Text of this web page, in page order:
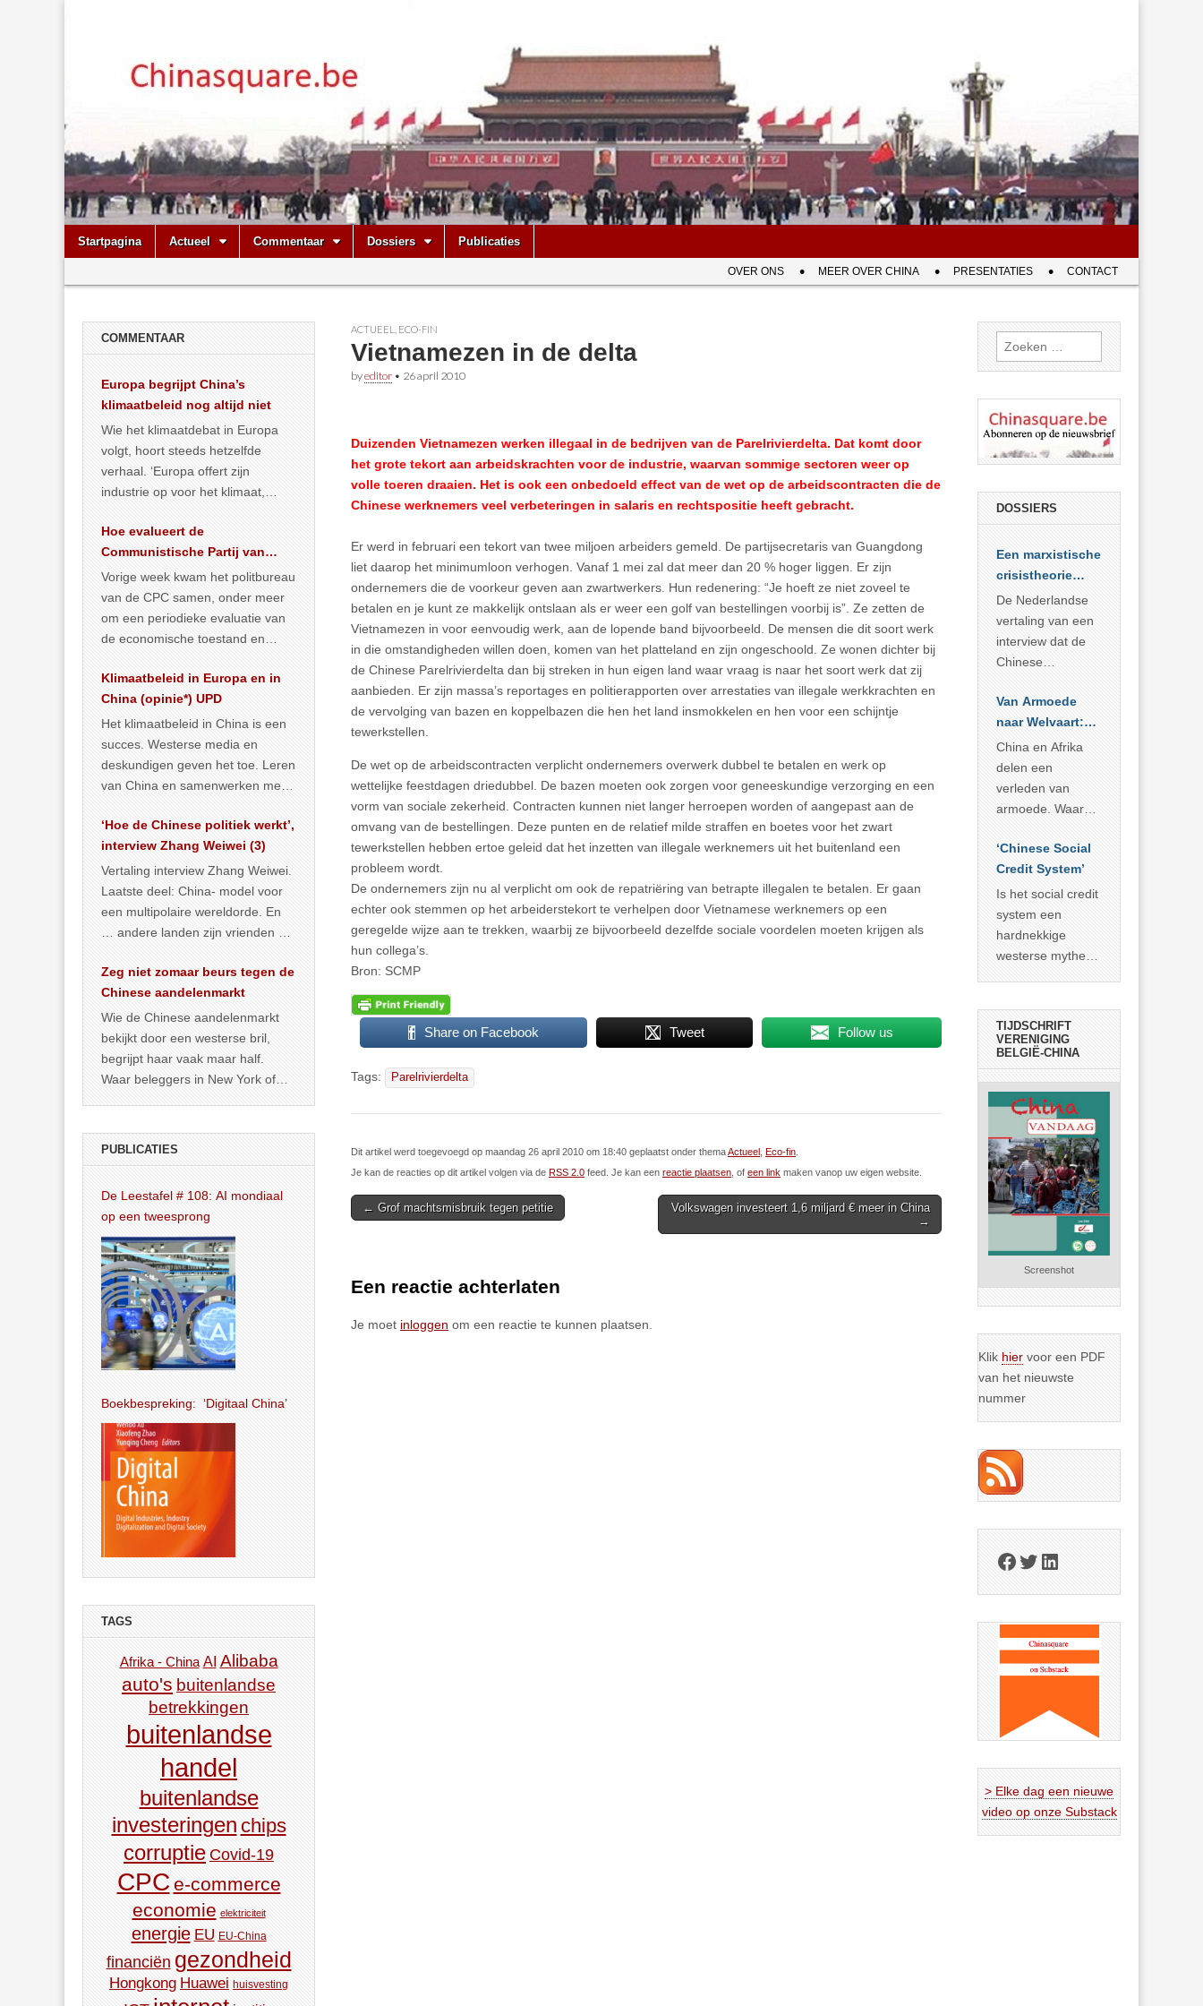
Chinasquare.be
Main
menu
Skip
Startpagina Actueel Commentaar Dossiers Publicaties
menu
OVER ONS MEER OVER CHINA PRESENTATIES CONTACT
ACTUEEL ECO-FIN
Vietnamezen in de delta
byeditor • 26 april 2010
Duizenden Vietnamezen werken illegaal in de bedrijven van de Parelrivierdelta. Dat komt door
het grote tekort aan arbeidskrachten voor de industrie, waarvan sommige sectoren weer op
volle toeren draaien. Het is ook een onbedoeld effect van de wet op de arbeidscontracten die de
Chinese werknemers veel verbeteringen in salaris en rechtspositie heeft gebracht.
Er werd in februari een tekort van twee miljoen arbeiders gemeld. De partijsecretaris van Guangdong
liet daarop het minimumloon verhogen. Vanaf 1 mei zal dat meer dan 20 % hoger liggen. Er zijn
ondernemers die de voorkeur geven aan zwartwerkers. Hun redenering: “Je hoeft ze niet zoveel te
betalen en je kunt ze makkelijk ontslaan als er weer een golf van bestellingen voorbij is”. Ze zetten de
Vietnamezen in voor eenvoudig werk, aan de lopende band bijvoorbeeld. De mensen die dit soort werk
in die omstandigheden willen doen, komen van het platteland en zijn ongeschoold. Ze wonen dichter bij
de Chinese Parelrivierdelta dan bij streken in hun eigen land waar vraag is naar het soort werk dat zij
aanbieden. Er zijn massa’s reportages en politierapporten over arrestaties van illegale werkkrachten en
de vervolging van bazen en koppelbazen die hen het land insmokkelen en hen voor een schijntje
tewerkstellen.
De wet op de arbeidscontracten verplicht ondernemers overwerk dubbel te betalen en werk op
wettelijke feestdagen driedubbel. De bazen moeten ook zorgen voor geneeskundige verzorging en een
vorm van sociale zekerheid. Contracten kunnen niet langer herroepen worden of aangepast aan de
omvang van de bestellingen. Deze punten en de relatief milde straffen en boetes voor het zwart
tewerkstellen hebben ertoe geleid dat het inzetten van illegale werknemers uit het buitenland een
probleem wordt.
De ondernemers zijn nu al verplicht om ook de repatriëring van betrapte illegalen te betalen. Er gaan
echter ook stemmen op het arbeiderstekort te verhelpen door Vietnamese werknemers op een
geregelde wijze aan te trekken, waarbij ze bijvoorbeeld dezelfde sociale voordelen moeten krijgen als
hun collega’s.
Bron: SCMP
Share on Facebook Tweet Follow us
Tags: Parelrivierdelta
Dit artikel werd toegevoegd op maandag 26 april 2010 om 18:40 geplaatst onder themaActueel Eco-fin
Je kan de reacties op dit artikel volgen via de RSS 2.0 feed. Je kan een reactie plaatsen , of een link maken vanop uw eigen website.
Post
← Grof machtsmisbruik tegen petitie
Volkswagen investeert 1,6 miljard € meer in China
→
Een reactie achterlaten
Je moet inloggen om een reactie te kunnen plaatsen.
COMMENTAAR
Europa begrijpt China’s
klimaatbeleid nog altijd niet
Wie het klimaatdebat in Europa
volgt, hoort steeds hetzelfde
verhaal. ‘Europa offert zijn
industrie op voor het klimaat,
vergroening… >> lees meer
Hoe evalueert de
Communistische Partij van
China de economische
situatie?
Vorige week kwam het politbureau
van de CPC samen, onder meer
om een periodieke evaluatie van
de economische toestand en
publiceerden… >> lees meer
Klimaatbeleid in Europa en in
China (opinie*) UPD
Het klimaatbeleid in China is een
succes. Westerse media en
deskundigen geven het toe. Leren
van China en samenwerken met
… >> lees meer
‘Hoe de Chinese politiek werkt’,
interview Zhang Weiwei (3)
Vertaling interview Zhang Weiwei.
Laatste deel: China- model voor
een multipolaire wereldorde. En
… andere landen zijn vrienden of
Zeg niet zomaar beurs tegen de
Chinese aandelenmarkt
Wie de Chinese aandelenmarkt
bekijkt door een westerse bril,
begrijpt haar vaak maar half.
Waar beleggers in New York of
PUBLICATIES
De Leestafel # 108: AI mondiaal
op een tweesprong
Boekbespreking: ‘Digitaal China’
TAGS
Afrika - China AI Alibaba
auto's buitenlandse
betrekkingen
buitenlandse
handel
buitenlandse
investeringen chips
corruptie Covid-19
CPC e-commerce
economie elektriciteit
energie EU EU-China
financiën gezondheid
Hongkong Huawei huisvesting
Zoeken
naar:
DOSSIERS
Een marxistische
crisistheorie
voor vandaag
De Nederlandse
vertaling van een
interview dat de
Chinese
Sociale
Wetenschappen
afnam van de
Britse
marxistische
econoom Michael
zien dat
… >> lees meer
Van Armoede
naar Welvaart:
Wat Afrika kan
leren van
China’s
economisch
China en Afrika
delen een
verleden van
armoede. Waar
voorbije veertig
jaar in slaagde
meer dan 800
miljoen mensen
uit de armoede
… >> lees meer
‘Chinese Social
Credit System’
Is het social credit
system een
hardnekkige
westerse mythe of
TIJDSCHRIFT
VERENIGING
BELGIË-CHINA
Screenshot
Klik hier voor een PDF
van het nieuwste
nummer
Facebook
Twitter
LinkedIn
> Elke dag een nieuwe
video op onze Substack